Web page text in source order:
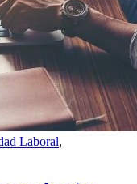
Laboral,